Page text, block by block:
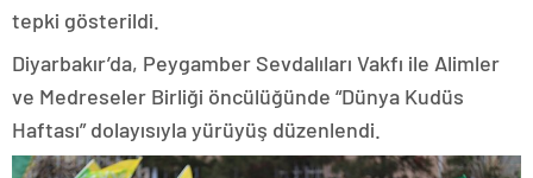
tepki gösterildi.
Diyarbakır’da, Peygamber Sevdalıları Vakfı ile Alimler
ve Medreseler Birliği öncülüğünde “Dünya Kudüs
Haftası” dolayısıyla yürüyüş düzenlendi.